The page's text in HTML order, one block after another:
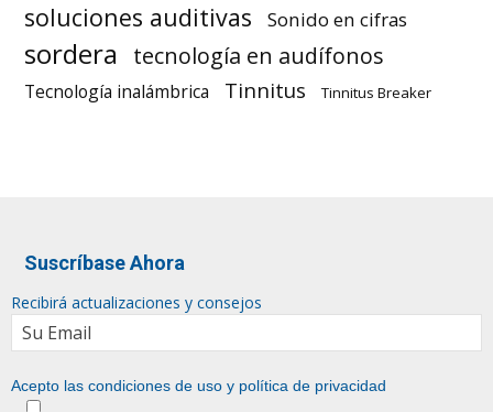
soluciones auditivas Sonido en cifras
sordera tecnología en audífonos
Tecnología inalámbrica Tinnitus Tinnitus Breaker
Suscríbase Ahora
Recibirá actualizaciones y consejos
Acepto las condiciones de uso y política de privacidad